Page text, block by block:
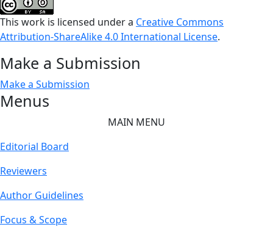
This work is licensed under a Creative Commons
Attribution-ShareAlike 4.0 International License.
Make a Submission
Make a Submission
Menus
MAIN MENU
Editorial Board
Reviewers
Author Guidelines
Focus & Scope